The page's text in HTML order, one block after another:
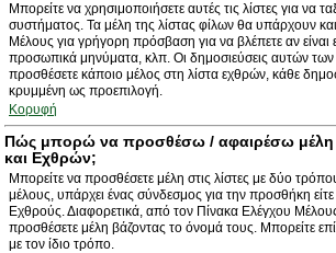
Μπορείτε να χρησιμοποιήσετε αυτές τις λίστες για να
συστήματος. Τα μέλη της λίστας φίλων θα υπάρχουν
Μέλους για γρήγορη πρόσβαση για να βλέπετε αν είναι
προσωπικά μηνύματα, κλπ. Οι δημοσιεύσεις αυτών
προσθέσετε κάποιο μέλος στη λίστα εχθρών, κάθε
κρυμμένη ως προεπιλογή.
Κορυφή
Πώς μπορώ να προσθέσω / αφαιρέσω μέλη
και Εχθρών;
Μπορείτε να προσθέσετε μέλη στις λίστες με δύο
μέλους, υπάρχει ένας σύνδεσμος για την προσθήκη
Εχθρούς. Διαφορετικά, από τον Πίνακα Ελέγχου
προσθέσετε μέλη βάζοντας το όνομά τους. Μπορείτε
με τον ίδιο τρόπο.